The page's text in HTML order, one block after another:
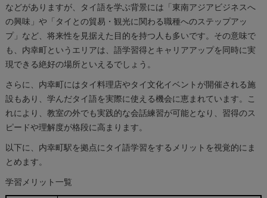
などがありますが、タイ語を学ぶ背景には「東南アジアビジネスへ
の興味」や「タイとの貿易・観光に関わる職種へのステップアッ
プ」など、将来性を見据えた目的を持つ人も多いです。その意味で
も、内幸町というエリアは、語学習得とキャリアアップを同時に実
現できる絶好の場所といえるでしょう。
さらに、内幸町にはタイ料理店やタイ文化イベントが開催される施
設もあり、学んだタイ語を実際に使える機会に恵まれています。こ
れにより、教室の外でも実践的な会話練習が可能となり、習得のス
ピードや理解度が格段に高まります。
以下に、内幸町駅を拠点にタイ語学習をするメリットを視覚的にま
とめます。
学習メリット一覧